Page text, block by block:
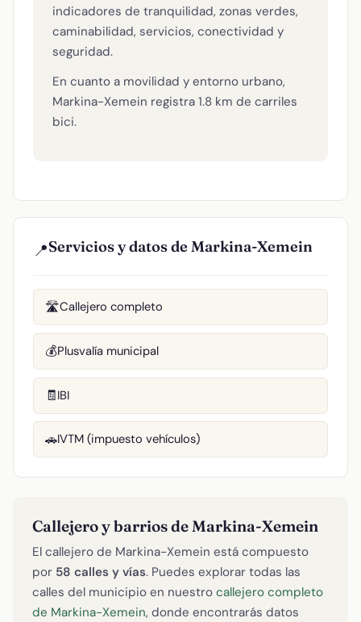
indicadores de tranquilidad, zonas verdes,
caminabilidad, servicios, conectividad y
seguridad.
En cuanto a movilidad y entorno urbano,
Markina-Xemein registra 1.8 km de carriles
bici.
📍Servicios y datos de Markina-Xemein
🛣️Callejero completo
💰Plusvalía municipal
🧾IBI
🚗IVTM (impuesto vehículos)
Callejero y barrios de Markina-Xemein
El callejero de Markina-Xemein está compuesto
por 58 calles y vías. Puedes explorar todas las
calles del municipio en nuestro callejero completo
de Markina-Xemein, donde encontrarás datos